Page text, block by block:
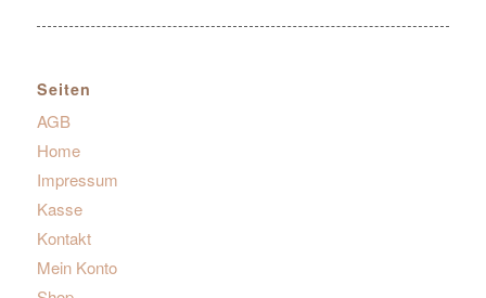
Seiten
AGB
Home
Impressum
Kasse
Kontakt
Mein Konto